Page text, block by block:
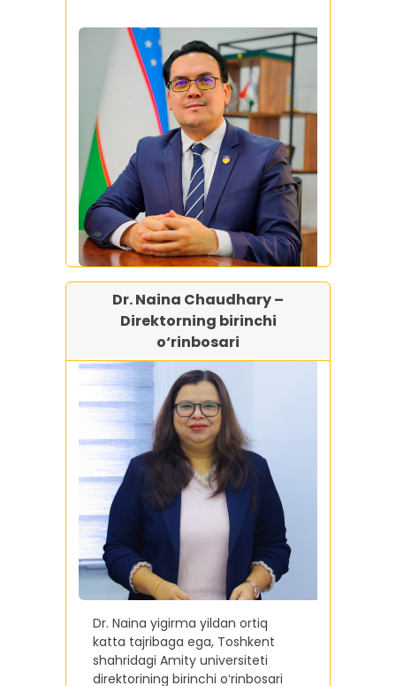
Dr. Naina Chaudhary –
Direktorning birinchi
o‘rinbosari
Dr. Naina yigirma yildan ortiq
katta tajribaga ega, Toshkent
shahridagi Amity universiteti
direktorining birinchi oʻrinbosari